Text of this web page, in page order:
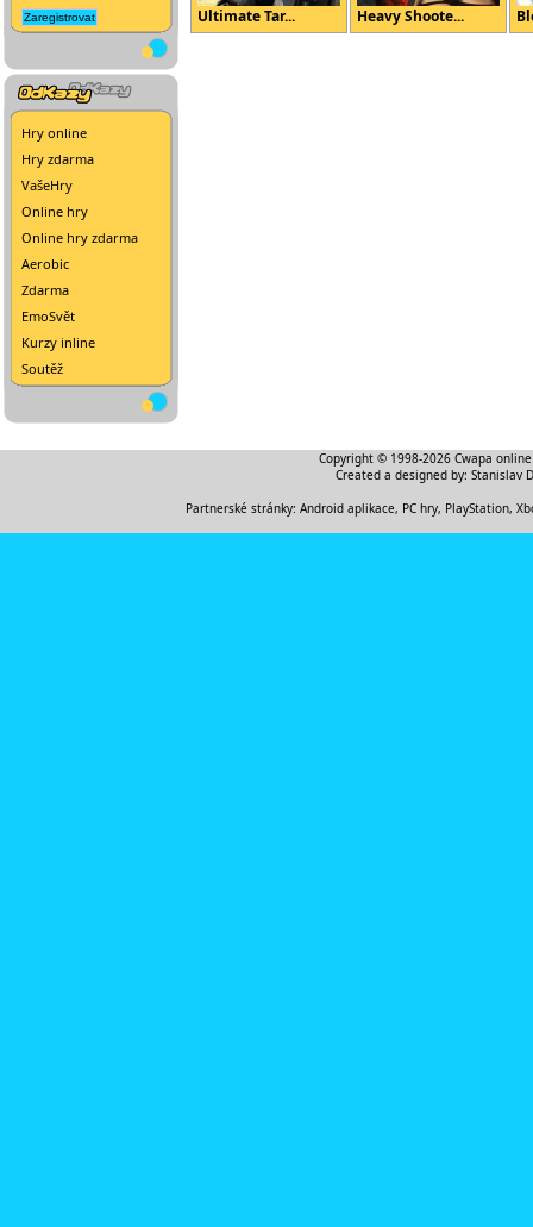
Hry online
Hry zdarma
VašeHry
Online hry
Online hry zdarma
Aerobic
Zdarma
EmoSvět
Kurzy inline
Soutěž
Ultimate Tar... Heavy Shoote...
Copyright © 1998-2026 Cwapa
Created a designed by: Stanislav
Partnerské stránky: Android aplikace, PC hry, PlayStation,